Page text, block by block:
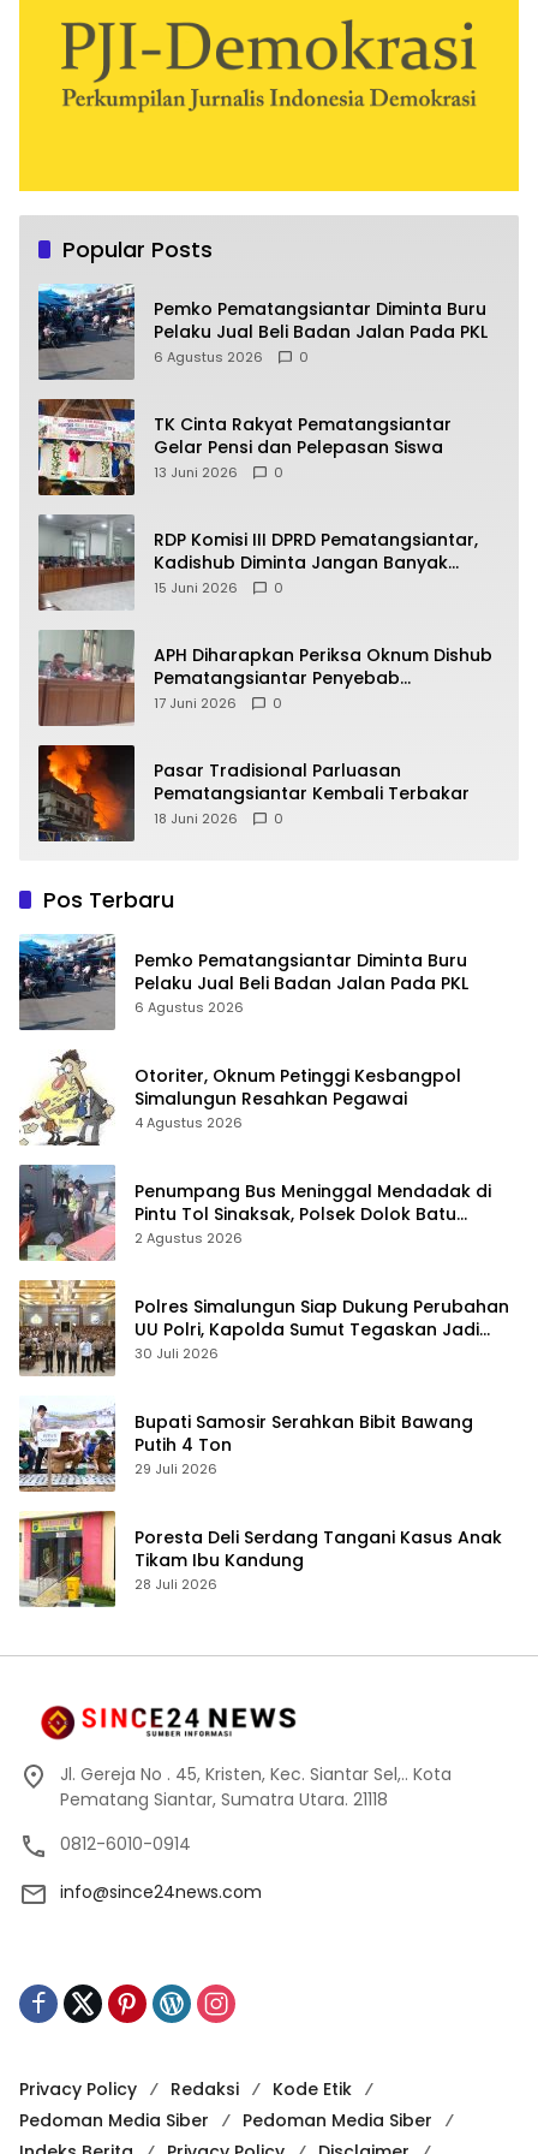
Popular Posts
Pemko Pematangsiantar Diminta Buru
Pelaku Jual Beli Badan Jalan Pada PKL
6 Agustus 2026 0
TK Cinta Rakyat Pematangsiantar
Gelar Pensi dan Pelepasan Siswa
13 Juni 2026 0
RDP Komisi III DPRD Pematangsiantar,
Kadishub Diminta Jangan Banyak
Alasan
15 Juni 2026 0
APH Diharapkan Periksa Oknum Dishub
Pematangsiantar Penyebab
Kebocoran PAD Retribusi Parkir
17 Juni 2026 0
Pasar Tradisional Parluasan
Pematangsiantar Kembali Terbakar
18 Juni 2026 0
Pos Terbaru
Pemko Pematangsiantar Diminta Buru
Pelaku Jual Beli Badan Jalan Pada PKL
6 Agustus 2026
Otoriter, Oknum Petinggi Kesbangpol
Simalungun Resahkan Pegawai
4 Agustus 2026
Penumpang Bus Meninggal Mendadak di
Pintu Tol Sinaksak, Polsek Dolok Batu
Nanggar Gerak Cepat Olah TKP
2 Agustus 2026
Polres Simalungun Siap Dukung Perubahan
UU Polri, Kapolda Sumut Tegaskan Jadi
Fondasi Penguatan Profesionalisme dan
30 Juli 2026
Bupati Samosir Serahkan Bibit Bawang
Putih 4 Ton
29 Juli 2026
Poresta Deli Serdang Tangani Kasus Anak
Tikam Ibu Kandung
28 Juli 2026
Jl. Gereja No . 45, Kristen, Kec. Siantar Sel,.. Kota
Pematang Siantar, Sumatra Utara. 21118
0812-6010-0914
info@since24news.com
Privacy Policy Redaksi
Kode Etik
Pedoman Media Siber
Pedoman Media Siber